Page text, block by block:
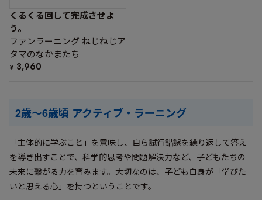
くるくる回して完成させよ
う。
ファンラーニング ねじねじア
タマのなかまたち
¥ 3,960
2歳〜6歳頃 アクティブ・ラーニング
「主体的に学ぶこと」を意味し、自ら試行錯誤を繰り返して答え
を導き出すことで、科学的思考や問題解決力など、子どもたちの
未来に繋がる力を育みます。大切なのは、子ども自身が「学びた
いと思える心」を持つということです。